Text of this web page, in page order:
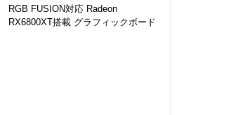
RGB FUSION対応 Radeon
RX6800XT搭載 グラフィックボード